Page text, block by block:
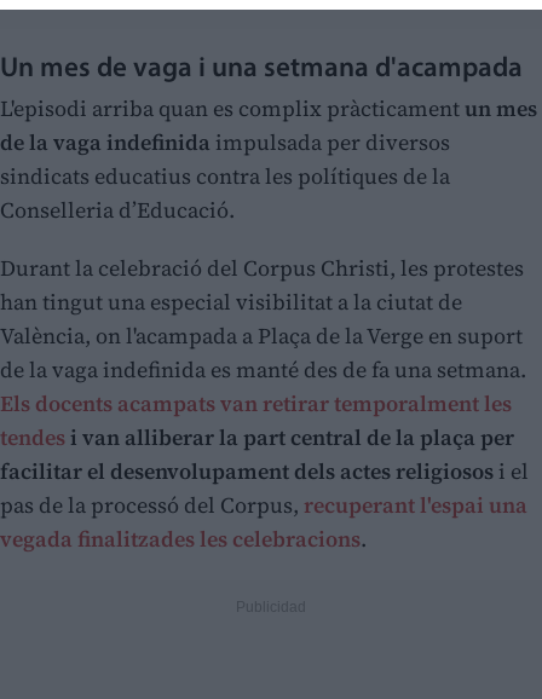
Un mes de vaga i una setmana d'acampada
L'episodi arriba quan es complix pràcticament un mes
de la vaga indefinida impulsada per diversos
sindicats educatius contra les polítiques de la
Conselleria d’Educació.
Durant la celebració del Corpus Christi, les protestes
han tingut una especial visibilitat a la ciutat de
València, on l'acampada a Plaça de la Verge en suport
de la vaga indefinida es manté des de fa una setmana.
Els docents acampats van retirar temporalment les
tendesi van alliberar la part central de la plaça per
facilitar el desenvolupament dels actes religiosos i el
pas de la processó del Corpus, recuperant l'espai una
vegada finalitzades les celebracions.